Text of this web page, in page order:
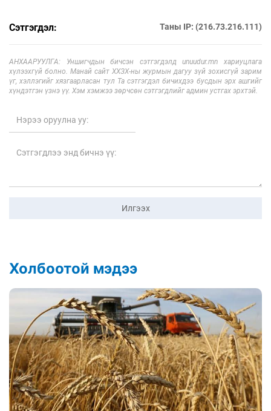
Сэтгэгдэл: Таны IP: (216.73.216.111)
АНХААРУУЛГА: Уншигчдын бичсэн сэтгэгдэлд unuudur.mn хариуцлага
хүлээхгүй болно. Манай сайт ХХЗХ-ны журмын дагуу зүй зохисгүй зарим
үг, хэллэгийг хязгаарласан тул Та сэтгэгдэл бичихдээ бусдын эрх ашгийг
хүндэтгэн үзнэ үү. Хэм хэмжээ зөрчсөн сэтгэгдлийг админ устгах эрхтэй.
Илгээх
Холбоотой мэдээ